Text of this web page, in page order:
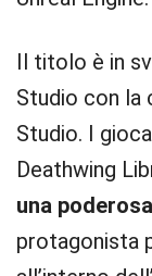
Il titolo è in
Studio con la
Studio. I
Deathwing
una
protagonista